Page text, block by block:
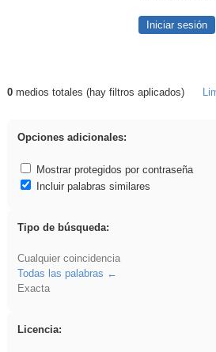
Iniciar sesión
Resultados de: regalo
0medios totales (hay filtros aplicados)
Opciones adicionales:
Mostrar protegidos por contraseña
Incluir palabras similares
Tipo de búsqueda:
Cualquier coincidencia
Todas las palabras
Exacta
Licencia: